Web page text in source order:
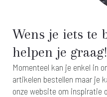
Wens je iets te
helpen je graag!
Momenteel kan je enkel in
artikelen bestellen maar je
onze website om inspiratie